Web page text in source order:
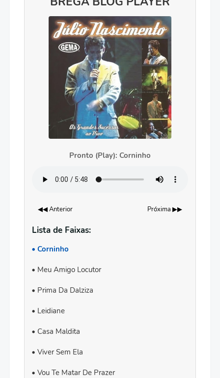
Pronto (Play): Corninho
◀◀ Anterior Próxima ▶▶
Lista de Faixas:
Corninho
Meu Amigo Locutor
Prima Da Dalziza
Leidiane
Casa Maldita
Viver Sem Ela
Vou Te Matar De Prazer